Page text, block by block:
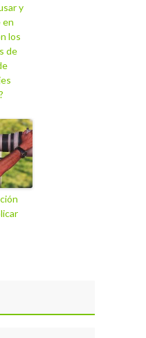
y
en
los
de